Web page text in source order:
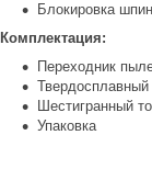
Блокировка
Комплектация:
Переходник
Шестигранный
Упаковка